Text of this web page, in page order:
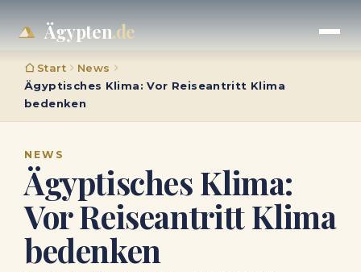
Ägypten.de
Start
News
Ägyptisches Klima: Vor Reiseantritt Klima
bedenken
NEWS
Ägyptisches Klima:
Vor Reiseantritt Klima
bedenken